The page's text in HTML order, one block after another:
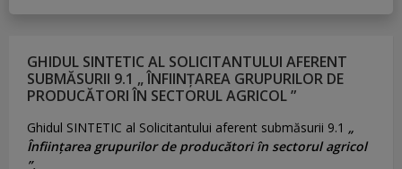
GHIDUL SINTETIC AL SOLICITANTULUI AFERENT
SUBMĂSURII 9.1 „ ÎNFIINȚAREA GRUPURILOR DE
PRODUCĂTORI ÎN SECTORUL AGRICOL ”
Ghidul SINTETIC al Solicitantului aferent submăsurii 9.1 „
Înființarea grupurilor de producători în sectorul agricol
”.